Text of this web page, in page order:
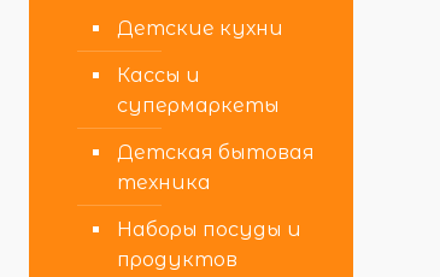
Детские кухни
Кассы и
супермаркеты
Детская бытовая
техника
Наборы посуды и
продуктов